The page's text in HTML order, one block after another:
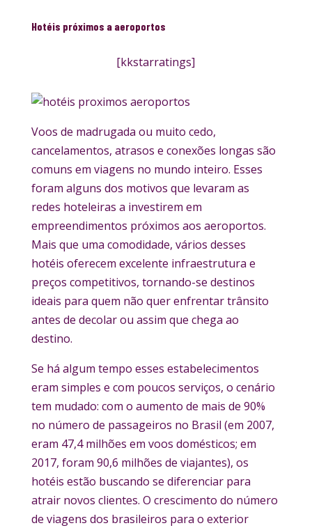
Hotéis próximos a aeroportos
[kkstarratings]
Voos de madrugada ou muito cedo,
cancelamentos, atrasos e conexões longas são
comuns em viagens no mundo inteiro. Esses
foram alguns dos motivos que levaram as
redes hoteleiras a investirem em
empreendimentos próximos aos aeroportos.
Mais que uma comodidade, vários desses
hotéis oferecem excelente infraestrutura e
preços competitivos, tornando-se destinos
ideais para quem não quer enfrentar trânsito
antes de decolar ou assim que chega ao
destino.
Se há algum tempo esses estabelecimentos
eram simples e com poucos serviços, o cenário
tem mudado: com o aumento de mais de 90%
no número de passageiros no Brasil (em 2007,
eram 47,4 milhões em voos domésticos; em
2017, foram 90,6 milhões de viajantes), os
hotéis estão buscando se diferenciar para
atrair novos clientes. O crescimento do número
de viagens dos brasileiros para o exterior